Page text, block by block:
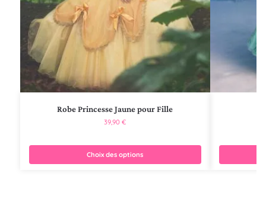
Robe Princesse Jaune pour Fille
39,90€
Choix des options